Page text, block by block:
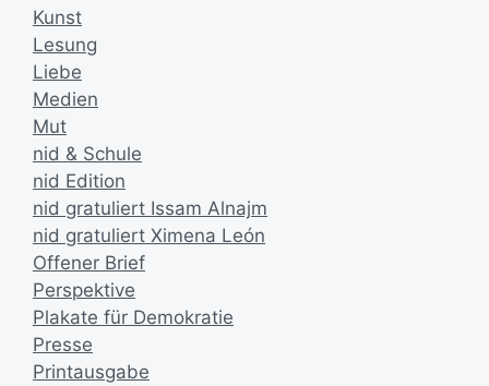
Kunst
Lesung
Liebe
Medien
Mut
nid & Schule
nid Edition
nid gratuliert Issam Alnajm
nid gratuliert Ximena León
Offener Brief
Perspektive
Plakate für Demokratie
Presse
Printausgabe